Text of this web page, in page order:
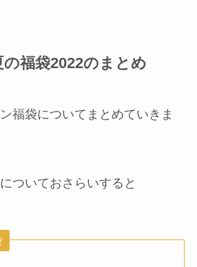
福袋2022のまとめ
福袋についてまとめていきま
ついておさらいすると